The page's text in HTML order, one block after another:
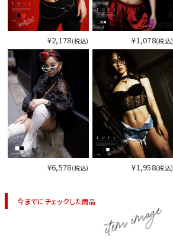
¥2,178(税込) ¥1,078(税込)
¥6,578(税込) ¥1,958(税込)
今までにチェックした商品 item image